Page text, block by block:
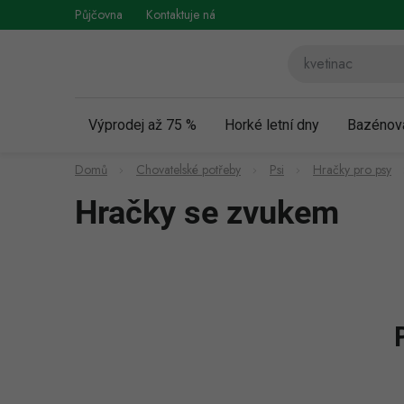
na
Půjčovna Kontaktuje nás
Výprodej až 75 % Horké letní dny
Domů Chovatelské potřeby Psi Hračky pro psy
Hračky se zvukem